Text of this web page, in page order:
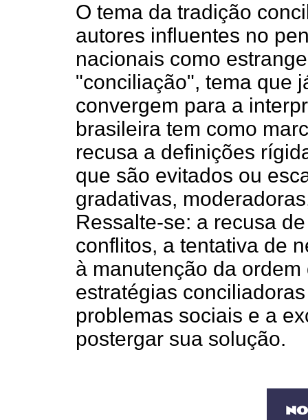
O tema da tradição
autores influentes no
nacionais como
"conciliação", tema que
convergem para a
brasileira tem como
recusa a definições
que são evitados ou
gradativas,
Ressalte-se: a recusa
conflitos, a tentativa de
à manutenção da
estratégias
problemas sociais e a
postergar sua solução.